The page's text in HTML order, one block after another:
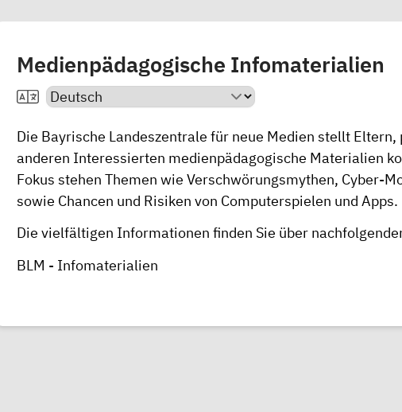
Medienpädagogische Infomaterialien
Die Bayrische Landeszentrale für neue Medien stellt
anderen Interessierten medienpädagogische Materialien
Fokus stehen Themen wie Verschwörungsmythen, Cyber-
sowie Chancen und Risiken von Computerspielen und Apps.
Die vielfältigen Informationen finden Sie über
BLM - Infomaterialien